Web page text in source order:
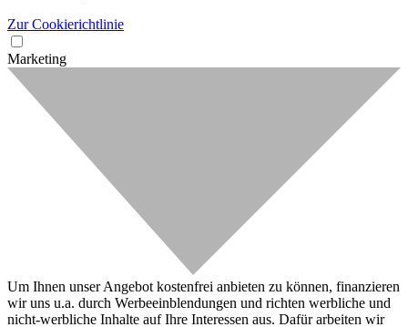
Zur Cookierichtlinie
Marketing
Um Ihnen unser Angebot kostenfrei anbieten zu können, finanzieren
wir uns u.a. durch Werbeeinblendungen und richten werbliche und
nicht-werbliche Inhalte auf Ihre Interessen aus. Dafür arbeiten wir